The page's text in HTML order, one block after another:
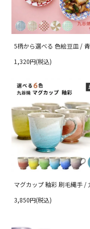
5柄から選べる 色絵豆皿 /
1,320円(税込)
マグカップ 釉彩 刷毛縄手 /
3,850円(税込)